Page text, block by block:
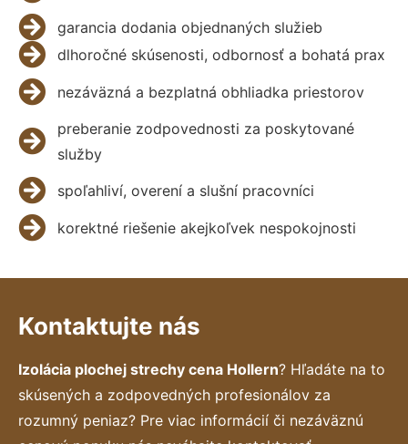
garancia dodania objednaných služieb
dlhoročné skúsenosti, odbornosť a bohatá prax
nezáväzná a bezplatná obhliadka priestorov
preberanie zodpovednosti za poskytované
služby
spoľahliví, overení a slušní pracovníci
korektné riešenie akejkoľvek nespokojnosti
Kontaktujte nás
Izolácia plochej strechy cena Hollern? Hľadáte na to
skúsených a zodpovedných profesionálov za
rozumný peniaz? Pre viac informácií či nezáväznú